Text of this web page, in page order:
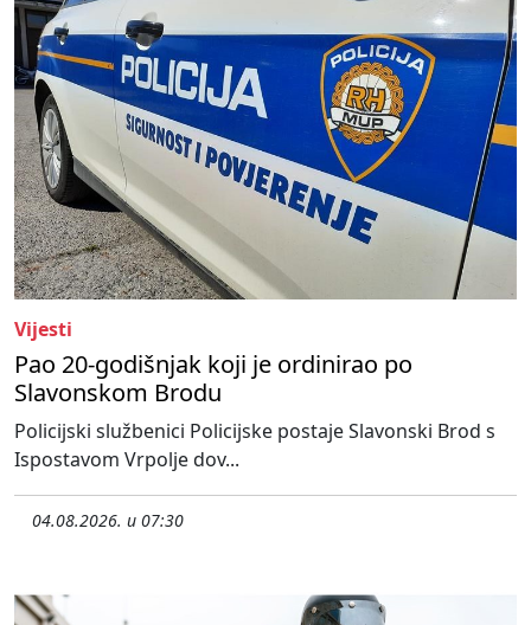
Vijesti
Pao 20-godišnjak koji je ordinirao po
Slavonskom Brodu
Policijski službenici Policijske postaje Slavonski Brod s
Ispostavom Vrpolje dov...
04.08.2026. u 07:30